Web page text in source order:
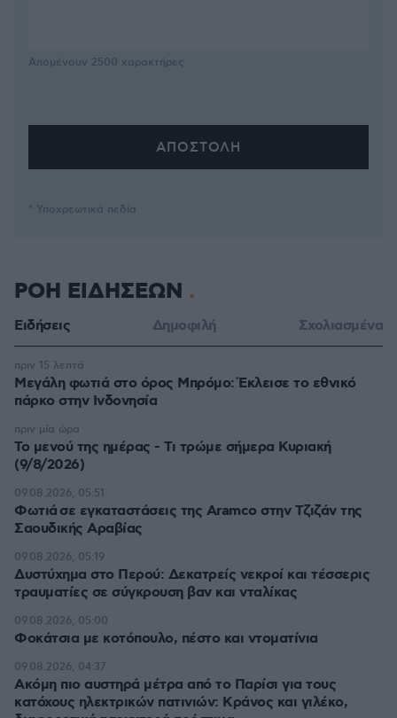
Απομένουν 2500 χαρακτήρες
* Υποχρεωτικά πεδία
ΡΟΗ ΕΙΔΗΣΕΩΝ
Ειδήσεις Δημοφιλή Σχολιασμένα
Μεγάλη φωτιά στο όρος Μπρόμο: Έκλεισε το εθνικό
πάρκο στην Ινδονησία
πριν 15 λεπτά
Το μενού της ημέρας - Τι τρώμε σήμερα Κυριακή
(9/8/2026)
πριν μία ώρα
Φωτιά σε εγκαταστάσεις της Aramco στην Τζιζάν της
Σαουδικής Αραβίας
09.08.2026, 05:51
Δυστύχημα στο Περού: Δεκατρείς νεκροί και τέσσερις
τραυματίες σε σύγκρουση βαν και νταλίκας
09.08.2026, 05:19
Φοκάτσια με κοτόπουλο, πέστο και ντοματίνια
09.08.2026, 05:00
Ακόμη πιο αυστηρά μέτρα από το Παρίσι για τους
κατόχους ηλεκτρικών πατινιών: Κράνος και γιλέκο,
09.08.2026, 04:37